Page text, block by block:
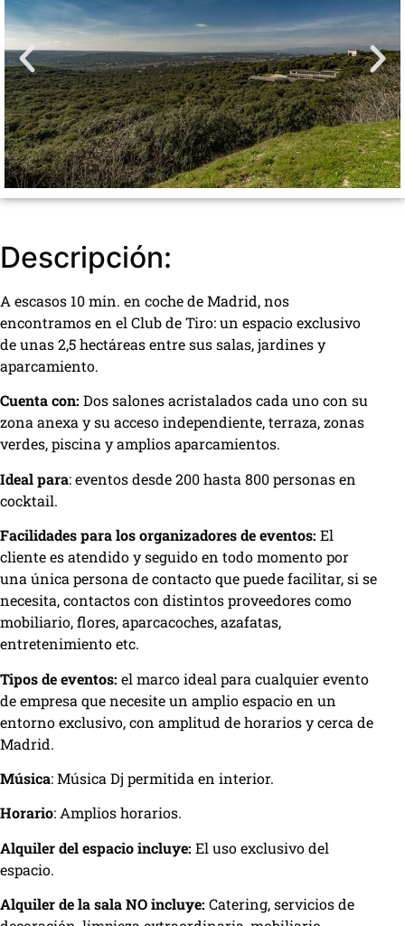
Descripción:
A escasos 10 min. en coche de Madrid, nos
encontramos en el Club de Tiro: un espacio exclusivo
de unas 2,5 hectáreas entre sus salas, jardines y
aparcamiento.
Cuenta con: Dos salones acristalados cada uno con su
zona anexa y su acceso independiente, terraza, zonas
verdes, piscina y amplios aparcamientos.
Ideal para: eventos desde 200 hasta 800 personas en
cocktail.
Facilidades para los organizadores de eventos: El
cliente es atendido y seguido en todo momento por
una única persona de contacto que puede facilitar, si se
necesita, contactos con distintos proveedores como
mobiliario, flores, aparcacoches, azafatas,
entretenimiento etc.
Tipos de eventos: el marco ideal para cualquier evento
de empresa que necesite un amplio espacio en un
entorno exclusivo, con amplitud de horarios y cerca de
Madrid.
Música: Música Dj permitida en interior.
Horario: Amplios horarios.
Alquiler del espacio incluye: El uso exclusivo del
espacio.
Alquiler de la sala NO incluye: Catering, servicios de